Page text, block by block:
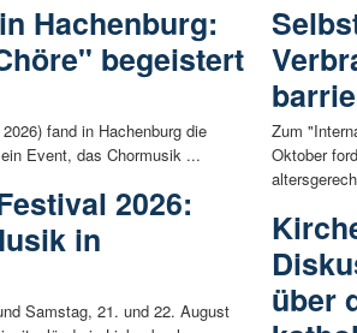
Hachenburg:
begeistert
fand in Hachenburg die
Event, das Chormusik ...
2026:
in
Samstag, 21. und 22. August
Zum
Oktober
über